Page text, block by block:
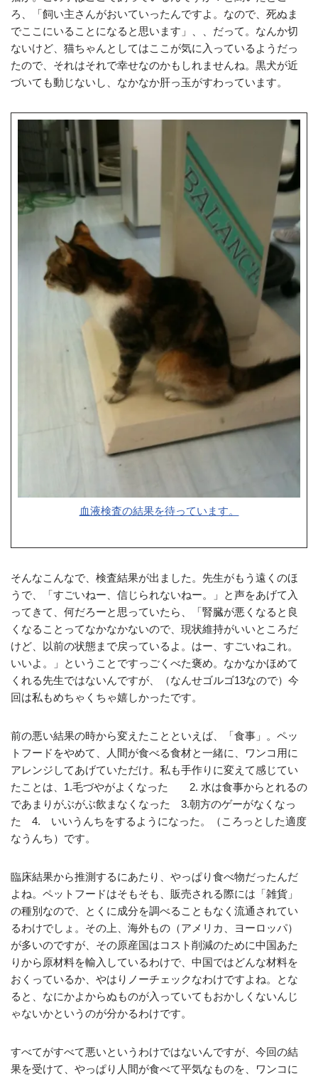
ろ、「飼い主さんがおいていったんですよ。なので、死ぬま
でここにいることになると思います」、、だって。なんか切
ないけど、猫ちゃんとしてはここが気に入っているようだっ
たので、それはそれで幸せなのかもしれませんね。黒犬が近
づいても動じないし、なかなか肝っ玉がすわっています。
血液検査の結果を待っています。
そんなこんなで、検査結果が出ました。先生がもう遠くのほ
うで、「すごいねー、信じられないねー。」と声をあげて入
ってきて、何だろーと思っていたら、「腎臓が悪くなると良
くなることってなかなかないので、現状維持がいいところだ
けど、以前の状態まで戻っているよ。はー、すごいねこれ。
いいよ。」ということですっごくべた褒め。なかなかほめて
くれる先生ではないんですが、（なんせゴルゴ13なので）今
回は私もめちゃくちゃ嬉しかったです。
前の悪い結果の時から変えたことといえば、「食事」。ペッ
トフードをやめて、人間が食べる食材と一緒に、ワンコ用に
アレンジしてあげていただけ。私も手作りに変えて感じてい
たことは、1.毛づやがよくなった 2. 水は食事からとれるの
であまりがぶがぶ飲まなくなった 3.朝方のゲーがなくなっ
た 4. いいうんちをするようになった。（ころっとした適度
なうんち）です。
臨床結果から推測するにあたり、やっぱり食べ物だったんだ
よね。ペットフードはそもそも、販売される際には「雑貨」
の種別なので、とくに成分を調べることもなく流通されてい
るわけでしょ。その上、海外もの（アメリカ、ヨーロッパ）
が多いのですが、その原産国はコスト削減のために中国あた
りから原材料を輸入しているわけで、中国ではどんな材料を
おくっているか、やはりノーチェックなわけですよね。とな
ると、なにかよからぬものが入っていてもおかしくないんじ
ゃないかというのが分かるわけです。
すべてがすべて悪いというわけではないんですが、今回の結
果を受けて、やっぱり人間が食べて平気なものを、ワンコに